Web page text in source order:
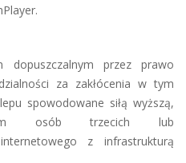
dopuszczalnym przez prawo
za zakłócenia w tym
spowodowane siłą wyższą,
osób trzecich lub
z infrastrukturą